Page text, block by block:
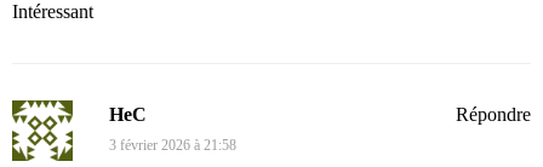
Intéressant
HeC
3 février 2026 à 21:58
Répondre